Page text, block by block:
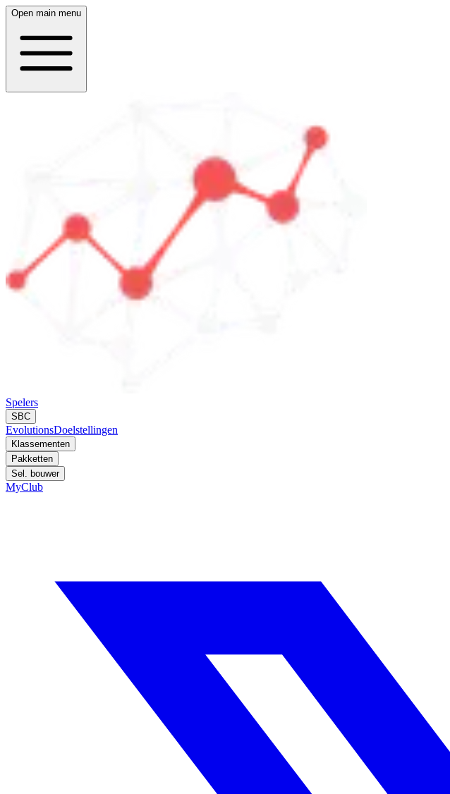
Open main menu
Spelers
SBC
EvolutionsDoelstellingen
Klassementen
Pakketten
Sel. bouwer
MyClub